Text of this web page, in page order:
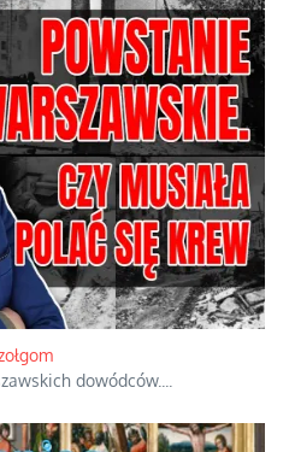
dowódców.